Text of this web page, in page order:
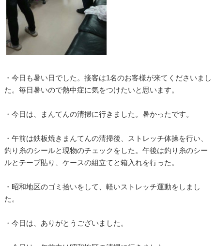
・今日も暑い日でした。接客は1名のお客様が来てくださいまし
た。毎日暑いので熱中症に気をつけたいと思います。
・今日は、まんてんの清掃に行きました。暑かったです。
・午前は鉄板焼きまんてんの清掃後、ストレッチ体操を行い、
釣り糸のシールと現物のチェックをした。午後は釣り糸のシー
ルとテープ貼り、ケースの組立てと箱入れを行った。
・昭和地区のゴミ拾いをして、軽いストレッチ運動をしまし
た。
・今日は、ありがとうございました。